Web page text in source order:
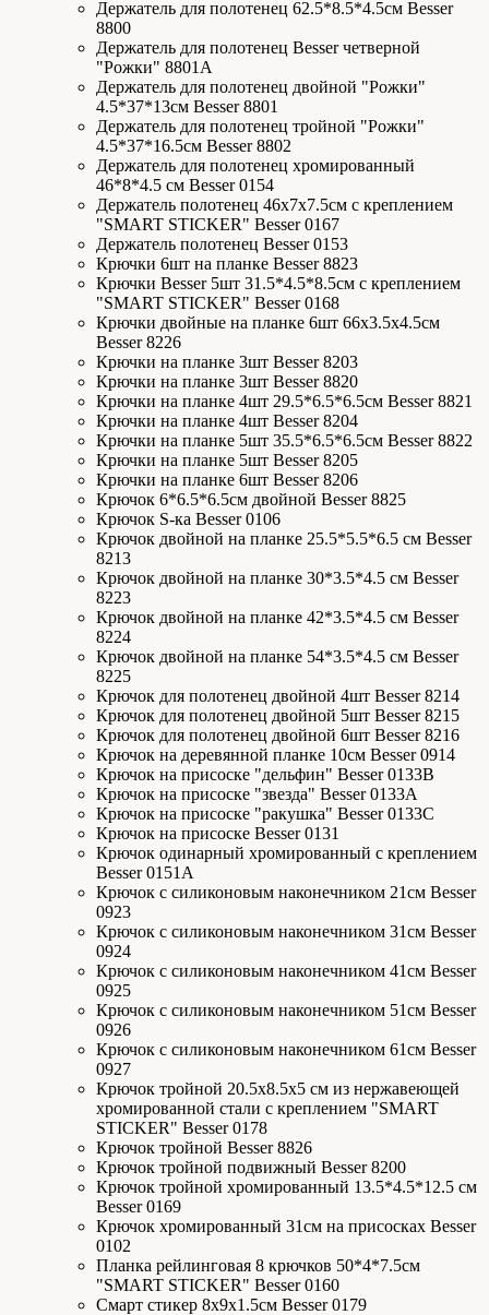
Держатель для полотенец 62.5*8.5*4.5см Besser
8800
Держатель для полотенец Besser четверной
"Рожки" 8801A
Держатель для полотенец двойной "Рожки"
4.5*37*13см Besser 8801
Держатель для полотенец тройной "Рожки"
4.5*37*16.5см Besser 8802
Держатель для полотенец хромированный
46*8*4.5 см Besser 0154
Держатель полотенец 46х7х7.5см с креплением
"SMART STICKER" Besser 0167
Держатель полотенец Besser 0153
Крючки 6шт на планке Besser 8823
Крючки Besser 5шт 31.5*4.5*8.5см с креплением
"SMART STICKER" Besser 0168
Крючки двойные на планке 6шт 66х3.5х4.5см
Besser 8226
Крючки на планке 3шт Besser 8203
Крючки на планке 3шт Besser 8820
Крючки на планке 4шт 29.5*6.5*6.5см Besser 8821
Крючки на планке 4шт Besser 8204
Крючки на планке 5шт 35.5*6.5*6.5см Besser 8822
Крючки на планке 5шт Besser 8205
Крючки на планке 6шт Besser 8206
Крючок 6*6.5*6.5см двойной Besser 8825
Крючок S-ка Besser 0106
Крючок двойной на планке 25.5*5.5*6.5 см Besser
8213
Крючок двойной на планке 30*3.5*4.5 см Besser
8223
Крючок двойной на планке 42*3.5*4.5 см Besser
8224
Крючок двойной на планке 54*3.5*4.5 см Besser
8225
Крючок для полотенец двойной 4шт Besser 8214
Крючок для полотенец двойной 5шт Besser 8215
Крючок для полотенец двойной 6шт Besser 8216
Крючок на деревянной планке 10см Besser 0914
Крючок на присоске "дельфин" Besser 0133В
Крючок на присоске "звезда" Besser 0133А
Крючок на присоске "ракушка" Besser 0133С
Крючок на присоске Besser 0131
Крючок одинарный хромированный с креплением
Besser 0151А
Крючок с силиконовым наконечником 21см Besser
0923
Крючок с силиконовым наконечником 31см Besser
0924
Крючок с силиконовым наконечником 41см Besser
0925
Крючок с силиконовым наконечником 51см Besser
0926
Крючок с силиконовым наконечником 61см Besser
0927
Крючок тройной 20.5х8.5х5 см из нержавеющей
хромированной стали с креплением "SMART
STICKER" Besser 0178
Крючок тройной Besser 8826
Крючок тройной подвижный Besser 8200
Крючок тройной хромированный 13.5*4.5*12.5 см
Besser 0169
Крючок хромированный 31см на присосках Besser
0102
Планка рейлинговая 8 крючков 50*4*7.5см
"SMART STICKER" Besser 0160
Смарт стикер 8х9х1.5см Besser 0179